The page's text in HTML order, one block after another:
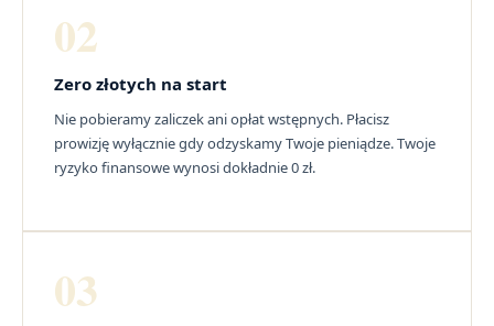
02
Zero złotych na start
Nie pobieramy zaliczek ani opłat wstępnych. Płacisz
prowizję wyłącznie gdy odzyskamy Twoje pieniądze. Twoje
ryzyko finansowe wynosi dokładnie 0 zł.
03